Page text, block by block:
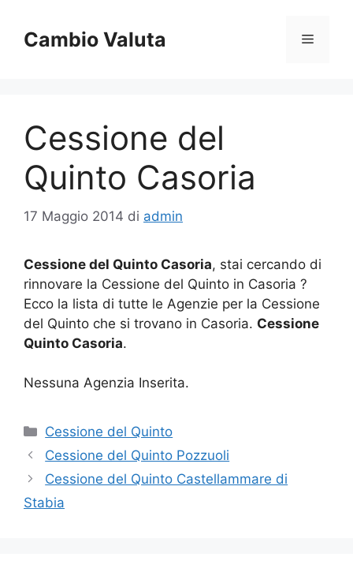
contenuto
Cambio Valuta Menu
Cessione del
Quinto Casoria
17 Maggio 2014 di admin
Cessione del Quinto Casoria, stai cercando di
rinnovare la Cessione del Quinto in Casoria ?
Ecco la lista di tutte le Agenzie per la Cessione
del Quinto che si trovano in Casoria. Cessione
Quinto Casoria.
Nessuna Agenzia Inserita.
Categorie
Cessione del Quinto
Cessione del Quinto Pozzuoli
Cessione del Quinto Castellammare di
Stabia